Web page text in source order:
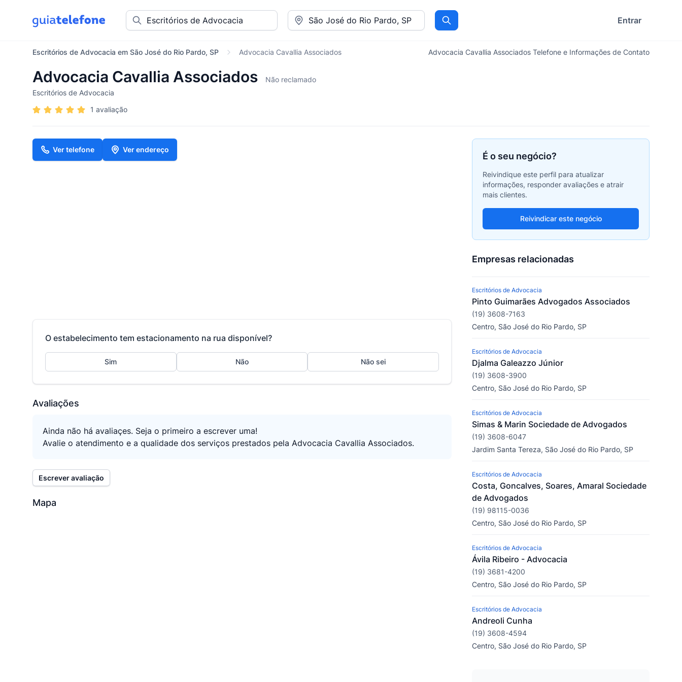
Procurar Entrar
Escritórios de Advocacia em São José do Rio Pardo, SP Advocacia Cavallia Associados Advocacia Cavallia Associados Telefone e Informações de Contato
Advocacia Cavallia Associados
Não reclamado
Escritórios de Advocacia
1 avaliação
Ver telefone Ver endereço
O estabelecimento tem estacionamento na rua disponível?
Sim Não Não sei
Avaliações
Ainda não há avaliaçes. Seja o primeiro a escrever uma!
Avalie o atendimento e a qualidade dos serviços prestados pela Advocacia Cavallia Associados.
Escrever avaliação
Mapa
É o seu negócio?
Reivindique este perfil para atualizar
informações, responder avaliações e atrair
mais clientes.
Reivindicar este negócio
Empresas relacionadas
Escritórios de Advocacia
Pinto Guimarães Advogados Associados
(19) 3608-7163
Centro, São José do Rio Pardo, SP
Escritórios de Advocacia
Djalma Galeazzo Júnior
(19) 3608-3900
Centro, São José do Rio Pardo, SP
Escritórios de Advocacia
Simas & Marin Sociedade de Advogados
(19) 3608-6047
Jardim Santa Tereza, São José do Rio Pardo, SP
Escritórios de Advocacia
Costa, Goncalves, Soares, Amaral Sociedade
de Advogados
(19) 98115-0036
Centro, São José do Rio Pardo, SP
Escritórios de Advocacia
Ávila Ribeiro - Advocacia
(19) 3681-4200
Centro, São José do Rio Pardo, SP
Escritórios de Advocacia
Andreoli Cunha
(19) 3608-4594
Centro, São José do Rio Pardo, SP